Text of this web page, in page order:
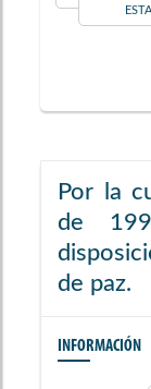
Por la
de
de paz.
INFORMACIÓN